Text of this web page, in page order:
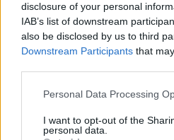
disclosure of your personal
IAB’s list of downstream
also be disclosed by us to third
Downstream Participants that
Please note that this website/app
not limited to your visit or usage
grant or deny consent to Google
Personal Data Processing
I want to opt-out of the
personal data.
Didrik Tønseth står med 12.
Lillehammer i desember som
denne sesongen. Foto:
Samtidig føler han seg ikke
Den siste tida har det gått
på topp, kan han matche de